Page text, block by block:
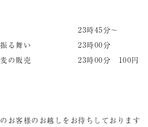
火 23時45分～
の振る舞い 23時00分
蕎麦の販売 23時00分 100円 ※
お客様のお越しをお待ちしております